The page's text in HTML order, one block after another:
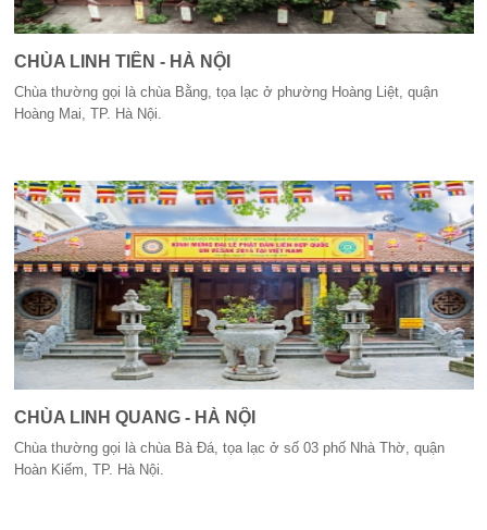
CHÙA LINH TIÊN - HÀ NỘI
Chùa thường gọi là chùa Bằng, tọa lạc ở phường Hoàng Liệt, quận
Hoàng Mai, TP. Hà Nội.
CHÙA LINH QUANG - HÀ NỘI
Chùa thường gọi là chùa Bà Đá, tọa lạc ở số 03 phố Nhà Thờ, quận
Hoàn Kiếm, TP. Hà Nội.